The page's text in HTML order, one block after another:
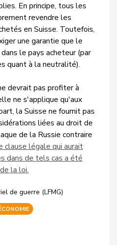
En principe, tous les
revendre les
en Suisse. Toutefois,
une garantie que le
le pays acheteur (par
quant à la neutralité).
devrait pas profiter à
ne s'applique qu'aux
la Suisse ne fournit pas
liées au droit de
de la Russie contraire
clause légale qui aurait
dans de tels cas a été
la loi.
de guerre (LFMG)